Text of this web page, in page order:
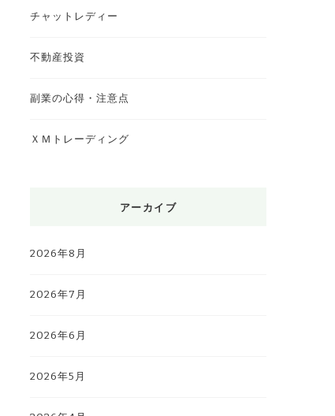
チャットレディー
不動産投資
副業の心得・注意点
ＸＭトレーディング
アーカイブ
2026年8月
2026年7月
2026年6月
2026年5月